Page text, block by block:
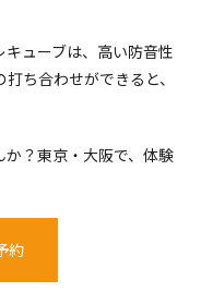
ューブは、高い防音性
ち合わせができると、
？東京・大阪で、体験
約